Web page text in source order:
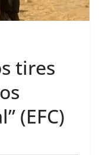
tires
(EFC)